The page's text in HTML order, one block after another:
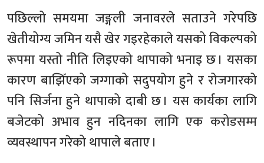
पछिल्लो समयमा जङ्गली जनावरले सताउने गरेपछि
खेतीयोग्य जमिन यसै खेर गइरहेकाले यसको विकल्पको
रूपमा यस्तो नीति लिइएको थापाको भनाइ छ । यसका
कारण बाझिँएको जग्गाको सदुपयोग हुने र रोजगारको
पनि सिर्जना हुने थापाको दाबी छ । यस कार्यका लागि
बजेटको अभाव हुन नदिनका लागि एक करोडसम्म
व्यवस्थापन गरेको थापाले बताए ।